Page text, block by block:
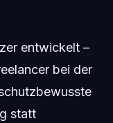
entwickelt –
bei der
statt